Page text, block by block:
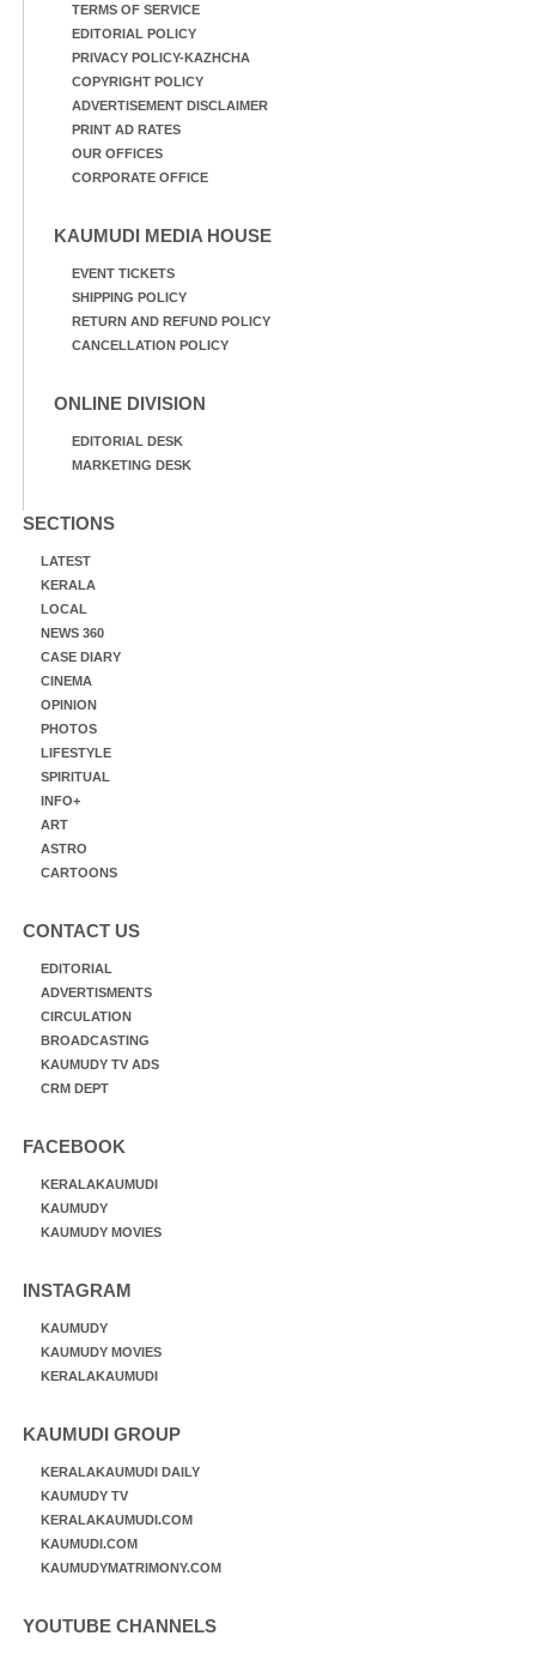
TERMS OF SERVICE
EDITORIAL POLICY
PRIVACY POLICY-KAZHCHA
COPYRIGHT POLICY
ADVERTISEMENT DISCLAIMER
PRINT AD RATES
OUR OFFICES
CORPORATE OFFICE
KAUMUDI MEDIA HOUSE
EVENT TICKETS
SHIPPING POLICY
RETURN AND REFUND POLICY
CANCELLATION POLICY
ONLINE DIVISION
EDITORIAL DESK
MARKETING DESK
SECTIONS
LATEST
KERALA
LOCAL
NEWS 360
CASE DIARY
CINEMA
OPINION
PHOTOS
LIFESTYLE
SPIRITUAL
INFO+
ART
ASTRO
CARTOONS
CONTACT US
EDITORIAL
ADVERTISMENTS
CIRCULATION
BROADCASTING
KAUMUDY TV ADS
CRM DEPT
FACEBOOK
KERALAKAUMUDI
KAUMUDY
KAUMUDY MOVIES
INSTAGRAM
KAUMUDY
KAUMUDY MOVIES
KERALAKAUMUDI
KAUMUDI GROUP
KERALAKAUMUDI DAILY
KAUMUDY TV
KERALAKAUMUDI.COM
KAUMUDI.COM
KAUMUDYMATRIMONY.COM
YOUTUBE CHANNELS